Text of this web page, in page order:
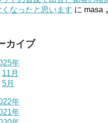
くなったと思います に masa
カイブ
年
11月
5月
年
年